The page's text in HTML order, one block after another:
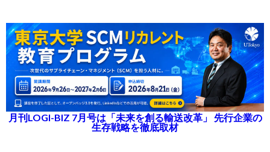
月刊LOGI-BIZ 7月号は「未来を創る輸送改革」 先行企業の
生存戦略を徹底取材